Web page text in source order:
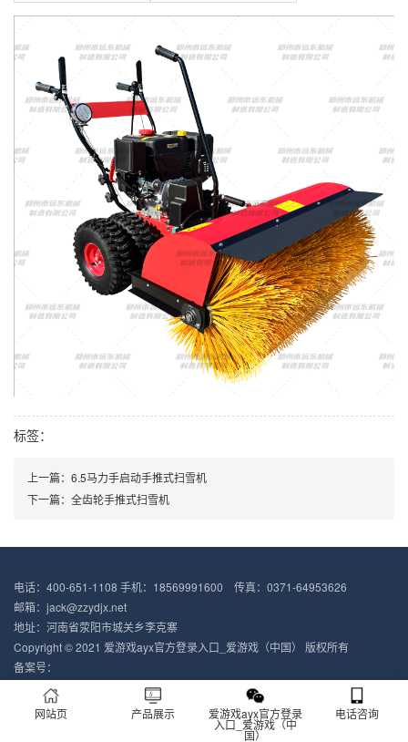
标签：
上一篇：6.5马力手启动手推式扫雪机
下一篇：全齿轮手推式扫雪机
电话：400-651-1108 手机：18569991600 传真：0371-64953626
邮箱：jack@zzydjx.net
地址：河南省荥阳市城关乡李克寨
Copyright © 2021 爱游戏ayx官方登录入口_爱游戏（中国） 版权所有
备案号：
网站页 产品展示 爱游戏ayx官方登录
入口_爱游戏（中
国）
电话咨询